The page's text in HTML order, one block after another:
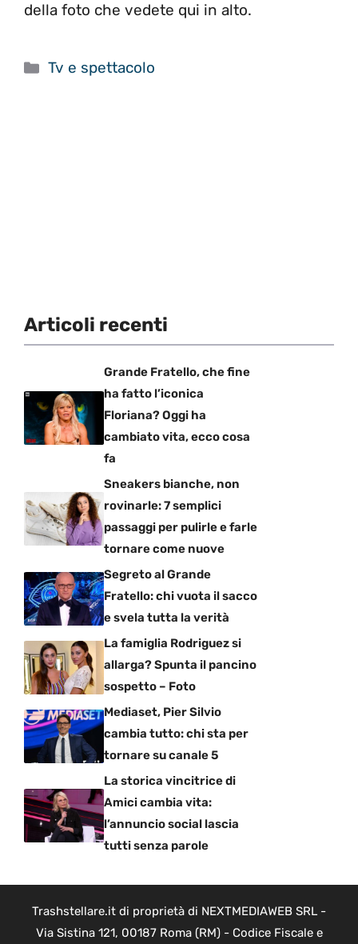
della foto che vedete qui in alto.
Categorie
Tv e spettacolo
Articoli recenti
Grande Fratello, che fine
ha fatto l’iconica
Floriana? Oggi ha
cambiato vita, ecco cosa
fa
Sneakers bianche, non
rovinarle: 7 semplici
passaggi per pulirle e farle
tornare come nuove
Segreto al Grande
Fratello: chi vuota il sacco
e svela tutta la verità
La famiglia Rodriguez si
allarga? Spunta il pancino
sospetto – Foto
Mediaset, Pier Silvio
cambia tutto: chi sta per
tornare su canale 5
La storica vincitrice di
Amici cambia vita:
l’annuncio social lascia
tutti senza parole
Trashstellare.it di proprietà di NEXTMEDIAWEB SRL -
Via Sistina 121, 00187 Roma (RM) - Codice Fiscale e